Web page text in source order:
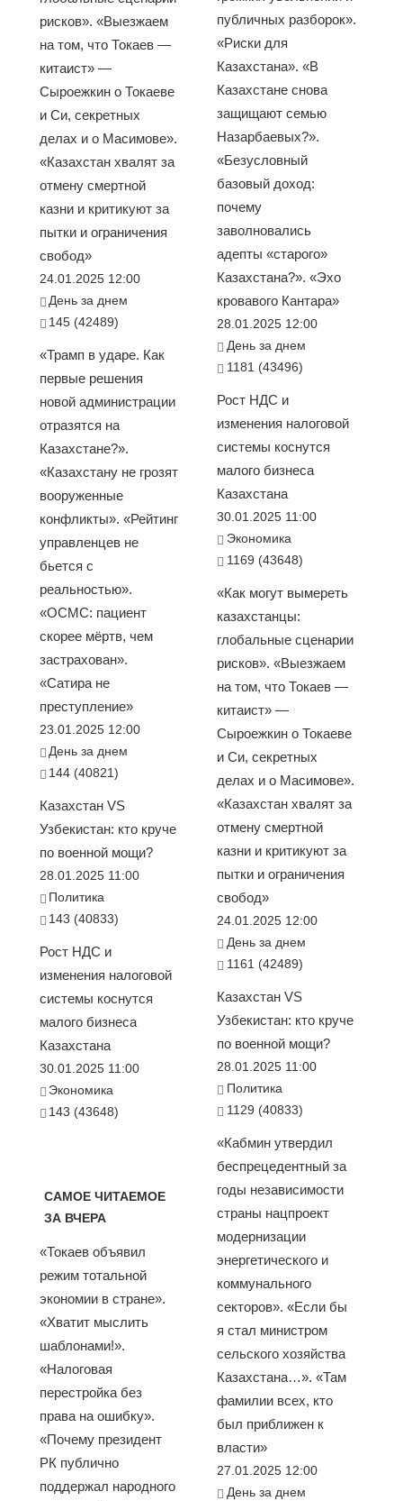
рисков». «Выезжаем
на том, что Токаев —
китаист» —
Сыроежкин о Токаеве
и Си, секретных
делах и о Масимове».
«Казахстан хвалят за
отмену смертной
казни и критикуют за
пытки и ограничения
свобод»
24.01.2025 12:00
День за днем
145 (42489)
«Трамп в ударе. Как
первые решения
новой администрации
отразятся на
Казахстане?».
«Казахстану не грозят
вооруженные
конфликты». «Рейтинг
управленцев не
бьется с
реальностью».
«ОСМС: пациент
скорее мёртв, чем
застрахован».
«Сатира не
преступление»
23.01.2025 12:00
День за днем
144 (40821)
Казахстан VS
Узбекистан: кто круче
по военной мощи?
28.01.2025 11:00
Политика
143 (40833)
Рост НДС и
изменения налоговой
системы коснутся
малого бизнеса
Казахстана
30.01.2025 11:00
Экономика
143 (43648)
САМОЕ ЧИТАЕМОЕ
ЗА ВЧЕРА
«Токаев объявил
режим тотальной
экономии в стране».
«Хватит мыслить
шаблонами!».
«Налоговая
перестройка без
права на ошибку».
«Почему президент
РК публично
поддержал народного
публичных разборок».
«Риски для
Казахстана». «В
Казахстане снова
защищают семью
Назарбаевых?».
«Безусловный
базовый доход:
почему
заволновались
адепты «старого»
Казахстана?». «Эхо
кровавого Кантара»
28.01.2025 12:00
День за днем
1181 (43496)
Рост НДС и
изменения налоговой
системы коснутся
малого бизнеса
Казахстана
30.01.2025 11:00
Экономика
1169 (43648)
«Как могут вымереть
казахстанцы:
глобальные сценарии
рисков». «Выезжаем
на том, что Токаев —
китаист» —
Сыроежкин о Токаеве
и Си, секретных
делах и о Масимове».
«Казахстан хвалят за
отмену смертной
казни и критикуют за
пытки и ограничения
свобод»
24.01.2025 12:00
День за днем
1161 (42489)
Казахстан VS
Узбекистан: кто круче
по военной мощи?
28.01.2025 11:00
Политика
1129 (40833)
«Кабмин утвердил
беспрецедентный за
годы независимости
страны нацпроект
модернизации
энергетического и
коммунального
секторов». «Если бы
я стал министром
сельского хозяйства
Казахстана…». «Там
фамилии всех, кто
был приближен к
власти»
27.01.2025 12:00
День за днем